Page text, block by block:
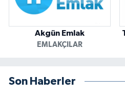
Akgün Emlak
EMLAKÇILAR
Son Haberler